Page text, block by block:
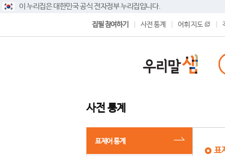
이 누리집은 대한민국 공식 전자정부 누리집입니다.
집필 참여하기 사전 통계 어휘 지도
사전 통계
표제어 통계
표